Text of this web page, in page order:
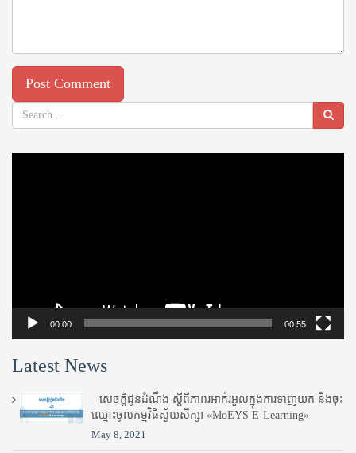
00:00 00:55
Latest News
សេចក្តីជូនដំណឹង ស្តី​ពីភាព​រអាក់រអួល​ក្នុងការ​ទាញ​យក និង​ចុះ​
ឈ្មោះ​ចូល​កម្មវិធី​ស្វ័យសិក្សា «MoEYS E-Learning»
May 8, 2021